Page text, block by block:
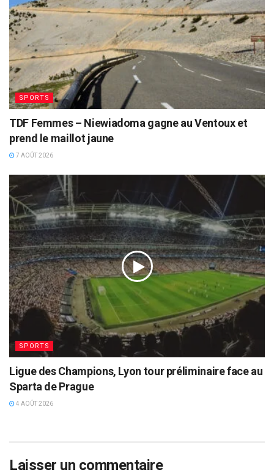
SPORTS
TDF Femmes – Niewiadoma gagne au Ventoux et
prend le maillot jaune
7 AOÛT 2026
SPORTS
Ligue des Champions, Lyon tour préliminaire face au
Sparta de Prague
4 AOÛT 2026
Laisser un commentaire